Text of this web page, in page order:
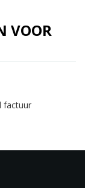
VOOR
factuur